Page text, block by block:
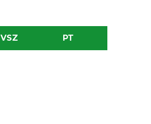
VSZ PT